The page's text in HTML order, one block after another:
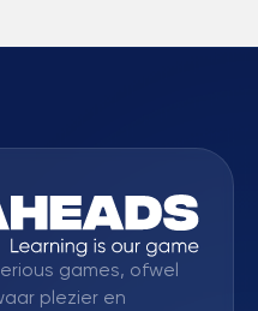
games, ofwel
plezier en